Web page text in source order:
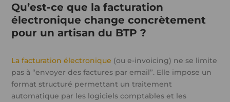
Qu’est-ce que la facturation
électronique change concrètement
pour un artisan du BTP ?
La facturation électronique (ou e-invoicing) ne se limite
pas à “envoyer des factures par email”. Elle impose un
format structuré permettant un traitement
automatique par les logiciels comptables et les